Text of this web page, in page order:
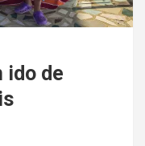
ido de